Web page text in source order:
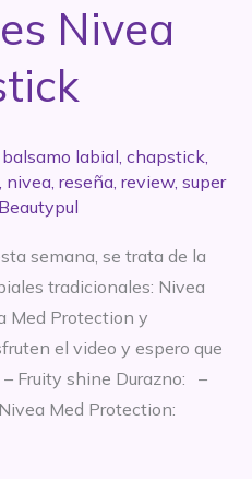
Nivea
balsamo labial, chapstick,
, nivea, reseña, review, super
semana, se trata de la
tradicionales: Nivea
Med Protection y
el video y espero que
Fruity shine Durazno: –
Med Protection: